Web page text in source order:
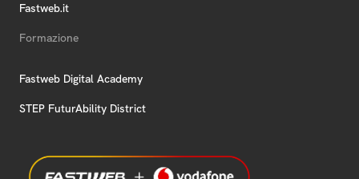
Fastweb.it
Formazione
Fastweb Digital Academy
STEP FuturAbility District